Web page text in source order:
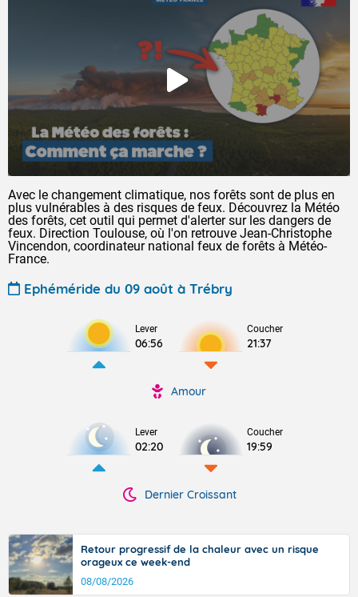
Avec le changement climatique, nos forêts sont de plus en
plus vulnérables à des risques de feux. Découvrez la Météo
des forêts, cet outil qui permet d'alerter sur les dangers de
feux. Direction Toulouse, où l'on retrouve Jean-Christophe
Vincendon, coordinateur national feux de forêts à Météo-
France.
Ephéméride du 09 août à Trébry
Lever
06:56
Coucher
21:37
Amour
Lever
02:20
Coucher
19:59
Dernier Croissant
Retour progressif de la chaleur avec un risque
orageux ce week-end
08/08/2026